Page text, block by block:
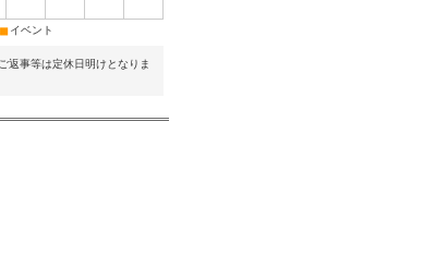
■ イベント
返事等は定休日明けとなりま